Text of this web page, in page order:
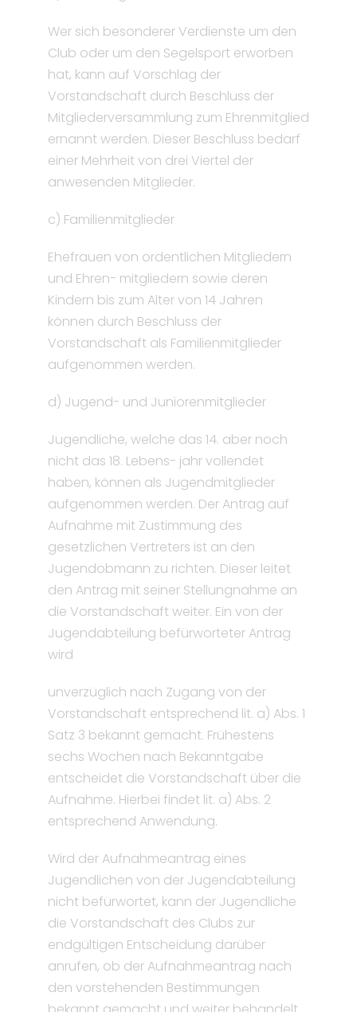
Wer sich besonderer Verdienste um den
Club oder um den Segelsport erworben
hat, kann auf Vorschlag der
Vorstandschaft durch Beschluss der
Mitgliederversammlung zum Ehrenmitglied
ernannt werden. Dieser Beschluss bedarf
einer Mehrheit von drei Viertel der
anwesenden Mitglieder.
c) Familienmitglieder
Ehefrauen von ordentlichen Mitgliedern
und Ehren- mitgliedern sowie deren
Kindern bis zum Alter von 14 Jahren
können durch Beschluss der
Vorstandschaft als Familienmitglieder
aufgenommen werden.
d) Jugend- und Juniorenmitglieder
Jugendliche, welche das 14. aber noch
nicht das 18. Lebens- jahr vollendet
haben, können als Jugendmitglieder
aufgenommen werden. Der Antrag auf
Aufnahme mit Zustimmung des
gesetzlichen Vertreters ist an den
Jugendobmann zu richten. Dieser leitet
den Antrag mit seiner Stellungnahme an
die Vorstandschaft weiter. Ein von der
Jugendabteilung befürworteter Antrag
wird
unverzüglich nach Zugang von der
Vorstandschaft entsprechend lit. a) Abs. 1
Satz 3 bekannt gemacht. Frühestens
sechs Wochen nach Bekanntgabe
entscheidet die Vorstandschaft über die
Aufnahme. Hierbei findet lit. a) Abs. 2
entsprechend Anwendung.
Wird der Aufnahmeantrag eines
Jugendlichen von der Jugendabteilung
nicht befürwortet, kann der Jugendliche
die Vorstandschaft des Clubs zur
endgültigen Entscheidung darüber
anrufen, ob der Aufnahmeantrag nach
den vorstehenden Bestimmungen